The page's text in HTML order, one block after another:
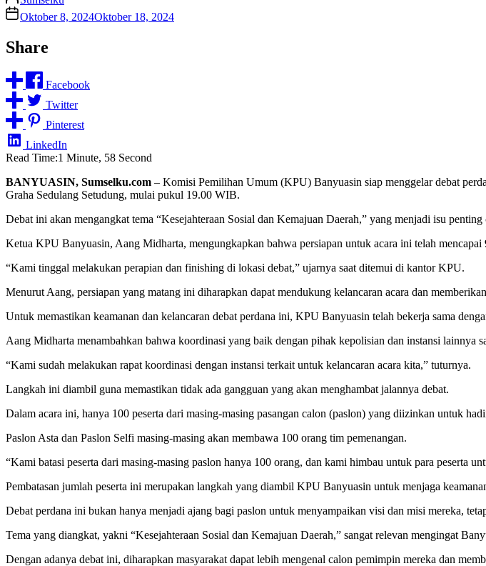
Oktober 8, 2024Oktober 18, 2024
Share
Facebook
Twitter
Pinterest
LinkedIn
Read Time:1 Minute, 58 Second
BANYUASIN, Sumselku.com – Komisi Pemilihan Umum (KPU) Banyuasin siap menggelar debat
Graha Sedulang Setudung, mulai pukul 19.00 WIB.
Debat ini akan mengangkat tema “Kesejahteraan Sosial dan Kemajuan Daerah,” yang menjadi isu
Ketua KPU Banyuasin, Aang Midharta, mengungkapkan bahwa persiapan untuk acara ini telah mencapai
“Kami tinggal melakukan perapian dan finishing di lokasi debat,” ujarnya saat ditemui di kantor KPU.
Menurut Aang, persiapan yang matang ini diharapkan dapat mendukung kelancaran acara dan
Untuk memastikan keamanan dan kelancaran debat perdana ini, KPU Banyuasin telah bekerja sama
Aang Midharta menambahkan bahwa koordinasi yang baik dengan pihak kepolisian dan instansi lainnya
“Kami sudah melakukan rapat koordinasi dengan instansi terkait untuk kelancaran acara kita,” tuturnya.
Langkah ini diambil guna memastikan tidak ada gangguan yang akan menghambat jalannya debat.
Dalam acara ini, hanya 100 peserta dari masing-masing pasangan calon (paslon) yang diizinkan untuk
Paslon Asta dan Paslon Selfi masing-masing akan membawa 100 orang tim pemenangan.
“Kami batasi peserta dari masing-masing paslon hanya 100 orang, dan kami himbau untuk para peserta
Pembatasan jumlah peserta ini merupakan langkah yang diambil KPU Banyuasin untuk menjaga
Debat perdana ini bukan hanya menjadi ajang bagi paslon untuk menyampaikan visi dan misi mereka,
Tema yang diangkat, yakni “Kesejahteraan Sosial dan Kemajuan Daerah,” sangat relevan mengingat
Dengan adanya debat ini, diharapkan masyarakat dapat lebih mengenal calon pemimpin mereka dan